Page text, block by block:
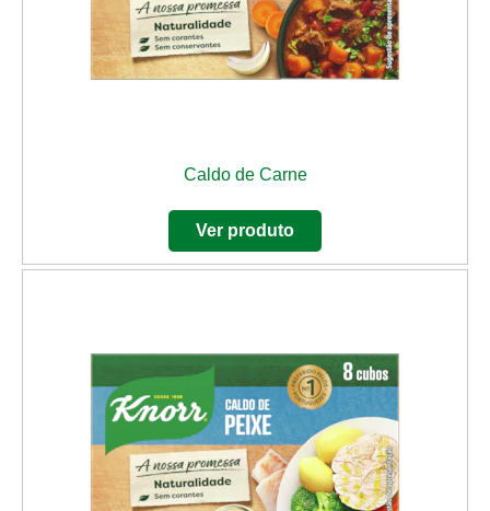
Caldo de Carne
Ver produto